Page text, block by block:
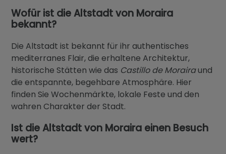
Wofür ist die Altstadt von Moraira
bekannt?
Die Altstadt ist bekannt für ihr authentisches
mediterranes Flair, die erhaltene Architektur,
historische Stätten wie das Castillo de Morairaund
die entspannte, begehbare Atmosphäre. Hier
finden Sie Wochenmärkte, lokale Feste und den
wahren Charakter der Stadt.
Ist die Altstadt von Moraira einen Besuch
wert?